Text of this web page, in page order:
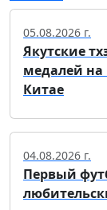
05.08.2026 г.
Якутские
медалей
Китае
04.08.2026 г.
Первый